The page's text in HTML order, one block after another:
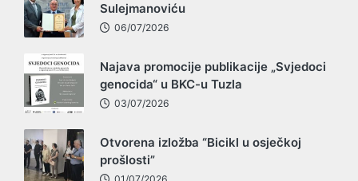
Sulejmanoviću
06/07/2026
Najava promocije publikacije „Svjedoci
genocida“ u BKC-u Tuzla
03/07/2026
Otvorena izložba “Bicikl u osječkoj
prošlosti”